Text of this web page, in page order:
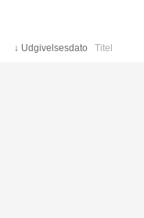
↓ Udgivelsesdato Titel